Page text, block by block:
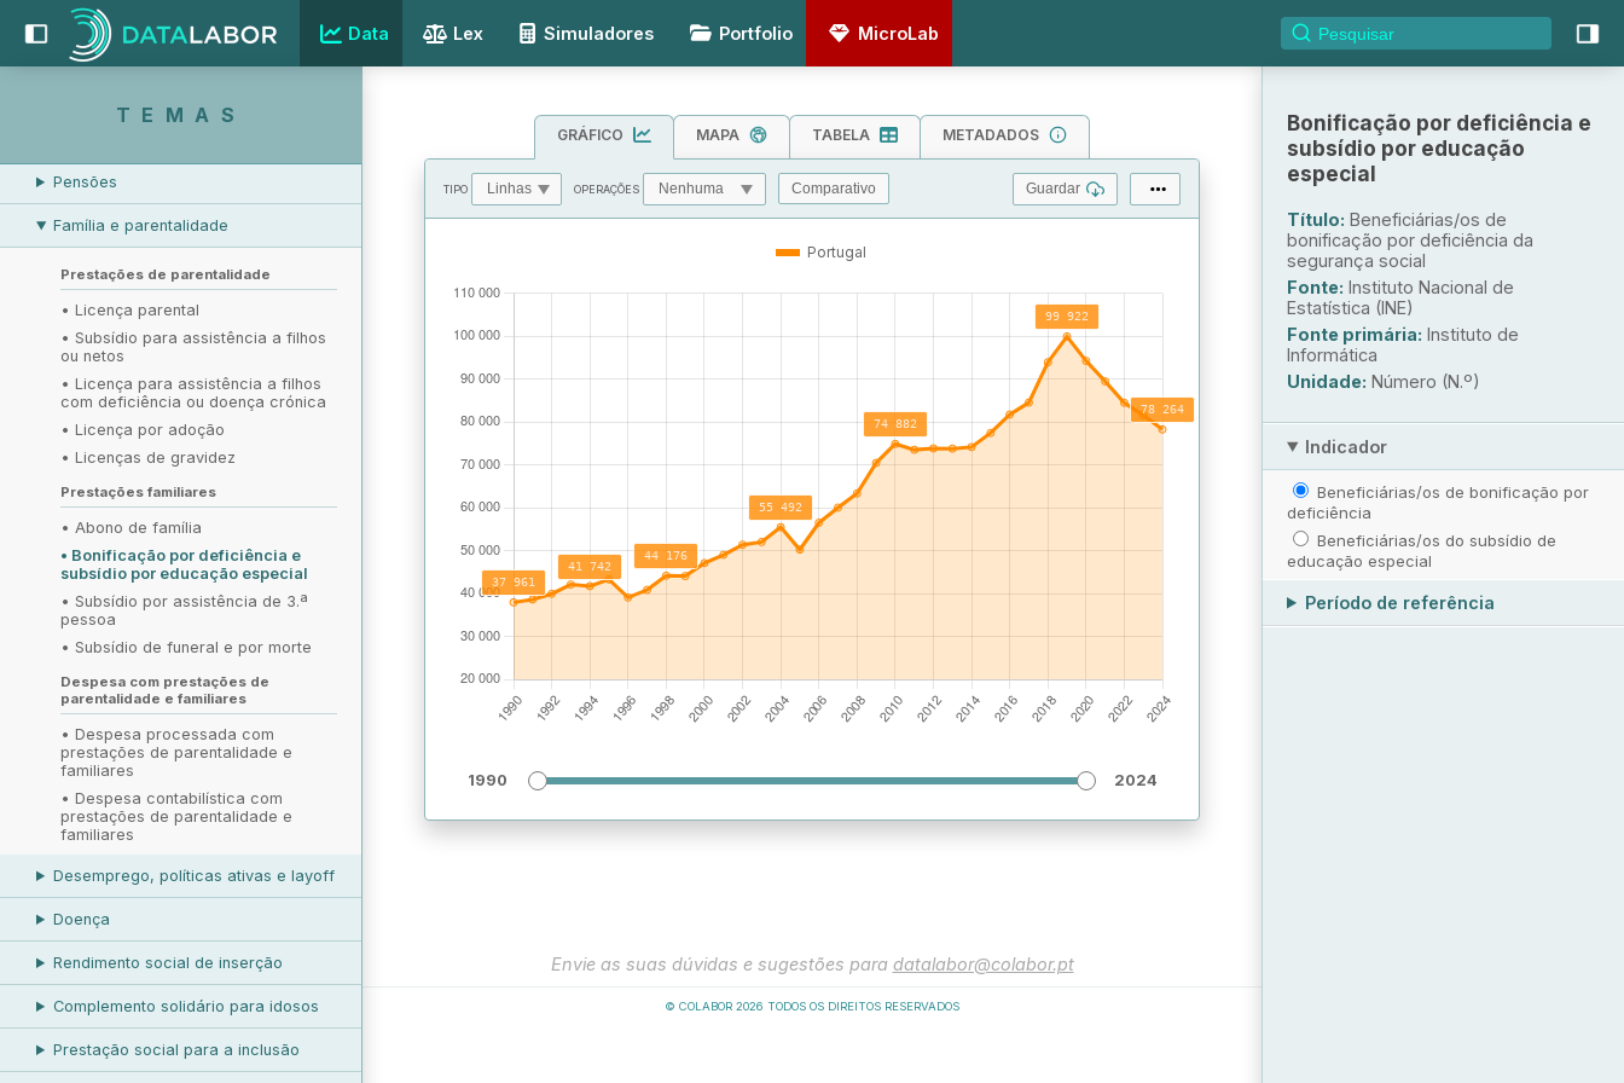
Data Lex Simuladores Portfolio MicroLab
TEMAS
EMPREGO E DESEMPREGO
REMUNERAÇÃO
Pensões
Família e parentalidade
Prestações de parentalidade
• Licença parental
• Subsídio para assistência a filhos
ou netos
• Licença para assistência a filhos
com deficiência ou doença crónica
• Licença por adoção
• Licenças de gravidez
Prestações familiares
• Abono de família
• Bonificação por deficiência e
subsídio por educação especial
• Subsídio por assistência de 3.ª
pessoa
• Subsídio de funeral e por morte
Despesa com prestações de
parentalidade e familiares
• Despesa processada com
prestações de parentalidade e
familiares
• Despesa contabilística com
prestações de parentalidade e
familiares
Desemprego, políticas ativas e layoff
Doença
Rendimento social de inserção
Complemento solidário para idosos
Prestação social para a inclusão
GRÁFICO MAPA TABELA METADADOS
TIPO OPERAÇÕES Comparativo Guardar
Portugal
1990 2024
Envie as suas dúvidas e sugestões para datalabor@colabor.pt
© COLABOR 2026 TODOS OS DIREITOS RESERVADOS
Bonificação por deficiência e
subsídio por educação
especial
Título: Beneficiárias/os de
bonificação por deficiência da
segurança social
Fonte: Instituto Nacional de
Estatística (INE)
Fonte primária: Instituto de
Informática
Unidade: Número (N.º)
Indicador
Beneficiárias/os de bonificação por
deficiência
Beneficiárias/os do subsídio de
educação especial
Período de referência